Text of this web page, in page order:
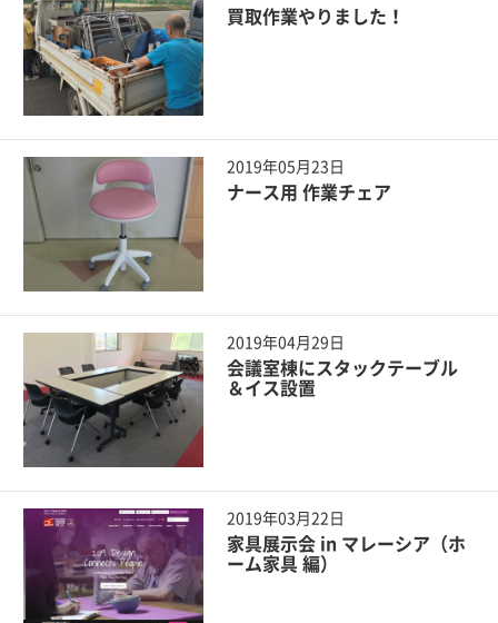
買取作業やりました！
2019年05月23日
ナース用 作業チェア
2019年04月29日
会議室棟にスタックテーブル
＆イス設置
2019年03月22日
家具展示会 in マレーシア（ホ
ーム家具 編）